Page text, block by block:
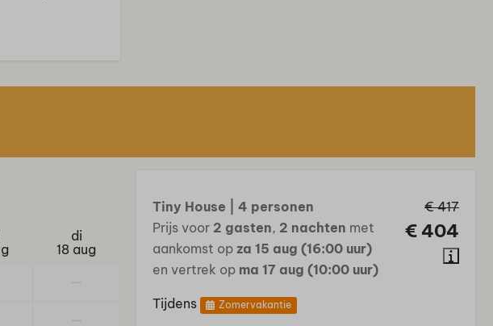
di
18 aug
€ 417
€ 404
Tiny House | 4 personen
Prijs voor 2 gasten, 2 nachten met
aankomst op za 15 aug (16:00 uur)
en vertrek op ma 17 aug (10:00 uur)
Tijdens Zomervakantie